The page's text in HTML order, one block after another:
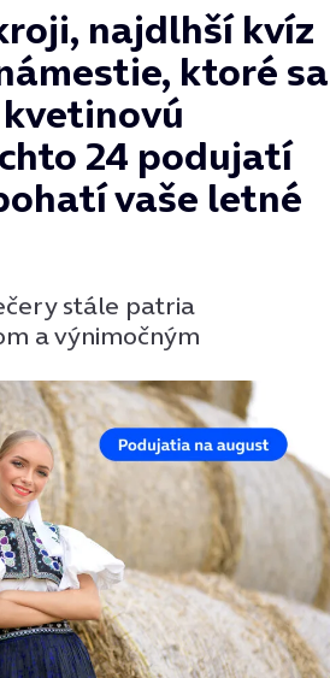
najdlhší kvíz
ktoré sa
24 podujatí
vaše letné
stále patria
a výnimočným